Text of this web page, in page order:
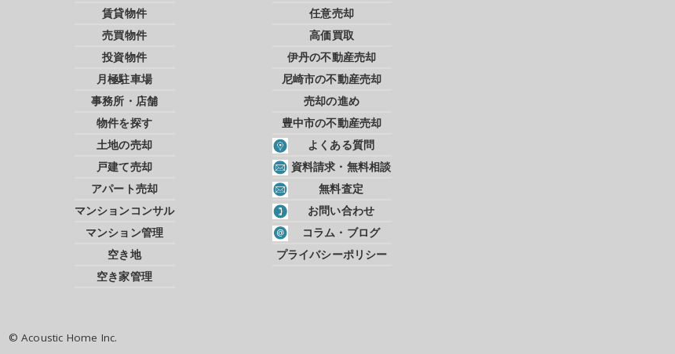
賃貸物件
売買物件
投資物件
月極駐車場
事務所・店舗
物件を探す
土地の売却
戸建て売却
アパート売却
マンションコンサル
マンション管理
空き地
空き家管理
任意売却
高価買取
伊丹の不動産売却
尼崎市の不動産売却
売却の進め
豊中市の不動産売却
よくある質問
資料請求・無料相談
無料査定
お問い合わせ
コラム・ブログ
プライバシーポリシー
© Acoustic Home Inc.